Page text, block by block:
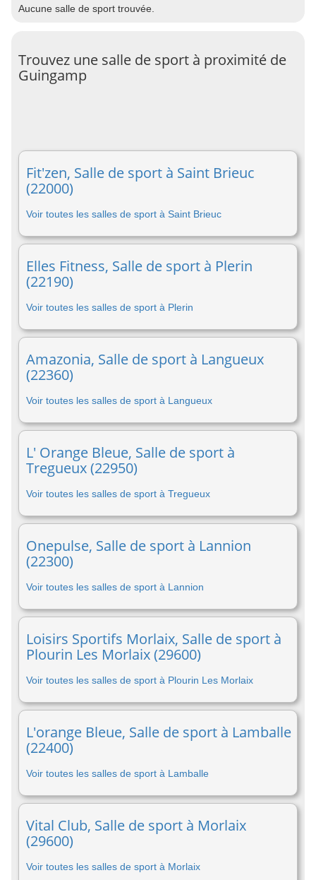
Aucune salle de sport trouvée.
Trouvez une salle de sport à proximité de
Guingamp
Fit'zen, Salle de sport à Saint Brieuc
(22000)
Voir toutes les salles de sport à Saint Brieuc
Elles Fitness, Salle de sport à Plerin
(22190)
Voir toutes les salles de sport à Plerin
Amazonia, Salle de sport à Langueux
(22360)
Voir toutes les salles de sport à Langueux
L' Orange Bleue, Salle de sport à
Tregueux (22950)
Voir toutes les salles de sport à Tregueux
Onepulse, Salle de sport à Lannion
(22300)
Voir toutes les salles de sport à Lannion
Loisirs Sportifs Morlaix, Salle de sport à
Plourin Les Morlaix (29600)
Voir toutes les salles de sport à Plourin Les Morlaix
L'orange Bleue, Salle de sport à Lamballe
(22400)
Voir toutes les salles de sport à Lamballe
Vital Club, Salle de sport à Morlaix
(29600)
Voir toutes les salles de sport à Morlaix